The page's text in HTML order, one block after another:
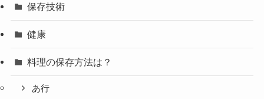
保存技術
健康
料理の保存方法は？
あ行